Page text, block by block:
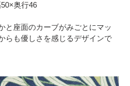
奥行46
と座面のカーブがみごとにマッ
らも優しさを感じるデザインで